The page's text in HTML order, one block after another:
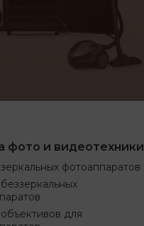
фото и видеотехники
фотоаппаратов
для